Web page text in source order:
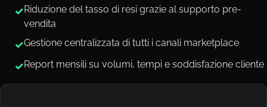
✓Riduzione del tasso di resi grazie al supporto pre-
vendita
✓Gestione centralizzata di tutti i canali marketplace
✓Report mensili su volumi, tempi e soddisfazione cliente